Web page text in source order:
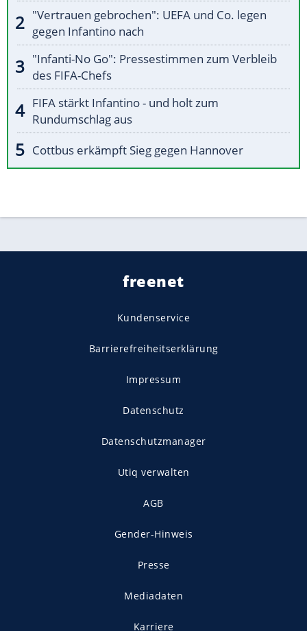
"Vertrauen gebrochen": UEFA und Co. legen
gegen Infantino nach
"Infanti-No Go": Pressestimmen zum Verbleib
des FIFA-Chefs
FIFA stärkt Infantino - und holt zum
Rundumschlag aus
Cottbus erkämpft Sieg gegen Hannover
freenet
Kundenservice
Barrierefreiheitserklärung
Impressum
Datenschutz
Datenschutzmanager
Utiq verwalten
AGB
Gender-Hinweis
Presse
Mediadaten
Karriere